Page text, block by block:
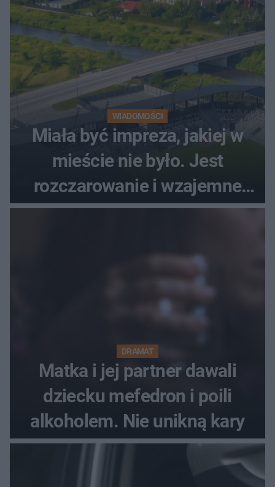
WIADOMOŚCI
Miała być impreza, jakiej w
mieście nie było. Jest
rozczarowanie i wzajemne
obwinianie. Dlaczego Peak
DRAMAT
Matka i jej partner dawali
dziecku mefedron i poili
alkoholem. Nie unikną kary